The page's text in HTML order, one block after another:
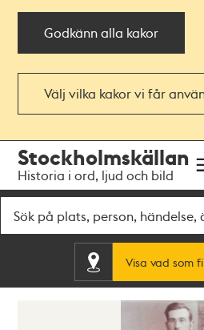
Godkänn alla kakor
Välj vilka kakor vi får
navigationen
huvudinnehållet
Stockholmskällan
Historia i ord, ljud och bild
Visa vad som